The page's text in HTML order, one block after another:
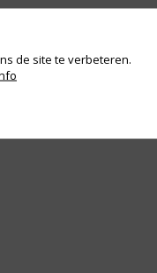
de site te verbeteren.